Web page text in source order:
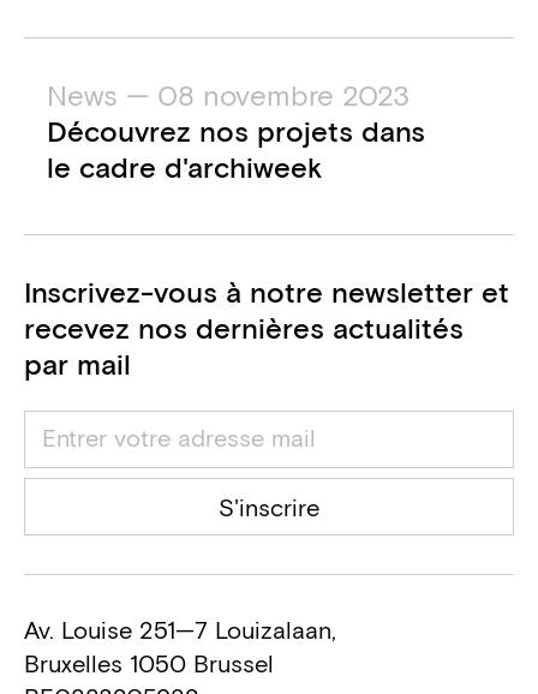
News — 08 novembre 2023
Découvrez nos projets dans
le cadre d'archiweek
Inscrivez-vous à notre newsletter et
recevez nos dernières actualités
par mail
S'inscrire
Av. Louise 251—7 Louizalaan,
Bruxelles 1050 Brussel